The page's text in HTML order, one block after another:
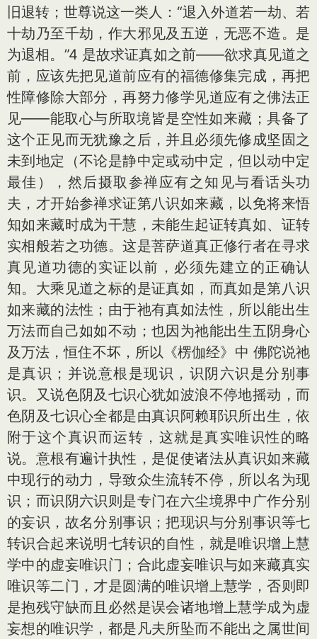
旧退转；世尊说这一类人：“退入外道若一劫、若
十劫乃至千劫，作大邪见及五逆，无恶不造。是
为退相。”4 是故求证真如之前——欲求真见道之
前，应该先把见道前应有的福德修集完成，再把
性障修除大部分，再努力修学见道应有之佛法正
见——能取心与所取境皆是空性如来藏；具备了
这个正见而无犹豫之后，并且必须先修成坚固之
未到地定（不论是静中定或动中定，但以动中定
最佳），然后摄取参禅应有之知见与看话头功
夫，才开始参禅求证第八识如来藏，以免将来悟
知如来藏时成为干慧，未能生起证转真如、证转
实相般若之功德。这是菩萨道真正修行者在寻求
真见道功德的实证以前，必须先建立的正确认
知。大乘见道之标的是证真如，而真如是第八识
如来藏的法性；由于祂有真如法性，所以能出生
万法而自己如如不动；也因为祂能出生五阴身心
及万法，恒住不坏，所以《楞伽经》中 佛陀说祂
是真识；并说意根是现识，识阴六识是分别事
识。又说色阴及七识心犹如波浪不停地摇动，而
色阴及七识心全都是由真识阿赖耶识所出生，依
附于这个真识而运转，这就是真实唯识性的略
说。意根有遍计执性，是促使诸法从真识如来藏
中现行的动力，导致众生流转不停，所以名为现
识；而识阴六识则是专门在六尘境界中广作分别
的妄识，故名分别事识；把现识与分别事识等七
转识合起来说明七转识的自性，就是唯识增上慧
学中的虚妄唯识门；合此虚妄唯识与如来藏真实
唯识等二门，才是圆满的唯识增上慧学，否则即
是抱残守缺而且必然是误会诸地增上慧学成为虚
妄想的唯识学，都是凡夫所坠而不能出之属世间